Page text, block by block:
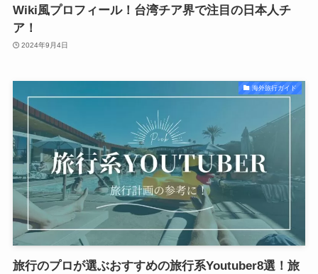
Wiki風プロフィール！台湾チア界で注目の日本人チ
ア！
2024年9月4日
海外旅行ガイド
旅行のプロが選ぶおすすめの旅行系Youtuber8選！旅